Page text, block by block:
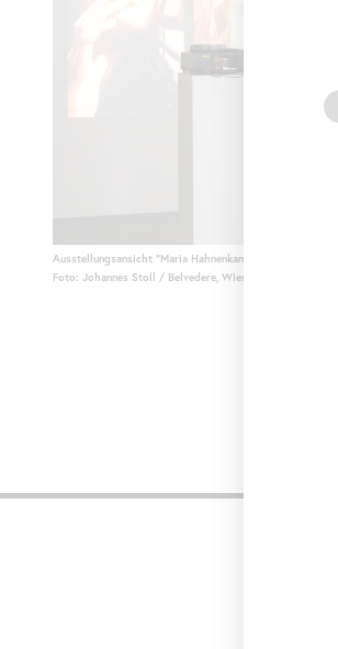
Ausstellungsansicht "Maria Hahnenkamp", Belvedere 21
Foto: Johannes Stoll / Belvedere, Wien